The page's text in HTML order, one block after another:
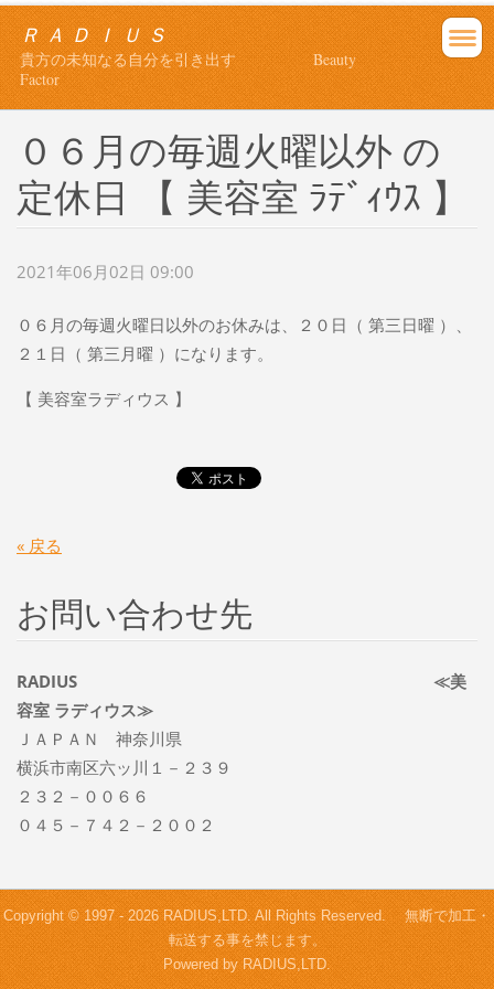
Ｒ Ａ Ｄ Ｉ Ｕ Ｓ
貴方の未知なる自分を引き出す Beauty
Factor
０６月の毎週火曜以外 の
定休日 【 美容室 ﾗﾃﾞｨｳｽ 】
2021年06月02日 09:00
０６月の毎週火曜日以外のお休みは、２０日（ 第三日曜 ）、
２１日（ 第三月曜 ）になります。
【 美容室ラディウス 】
« 戻る
お問い合わせ先
RADIUS ≪美
容室 ラディウス≫
ＪＡＰＡＮ 神奈川県
横浜市南区六ッ川１－２３９
２３２－００６６
０４５－７４２－２００２
Copyright © 1997 - 2026 RADIUS,LTD. All Rights Reserved. 無断で加工・
転送する事を禁じます。
Powered by RADIUS,LTD.